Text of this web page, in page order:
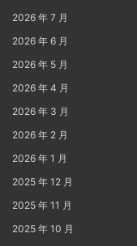
2026 年 7 月
2026 年 6 月
2026 年 5 月
2026 年 4 月
2026 年 3 月
2026 年 2 月
2026 年 1 月
2025 年 12 月
2025 年 11 月
2025 年 10 月